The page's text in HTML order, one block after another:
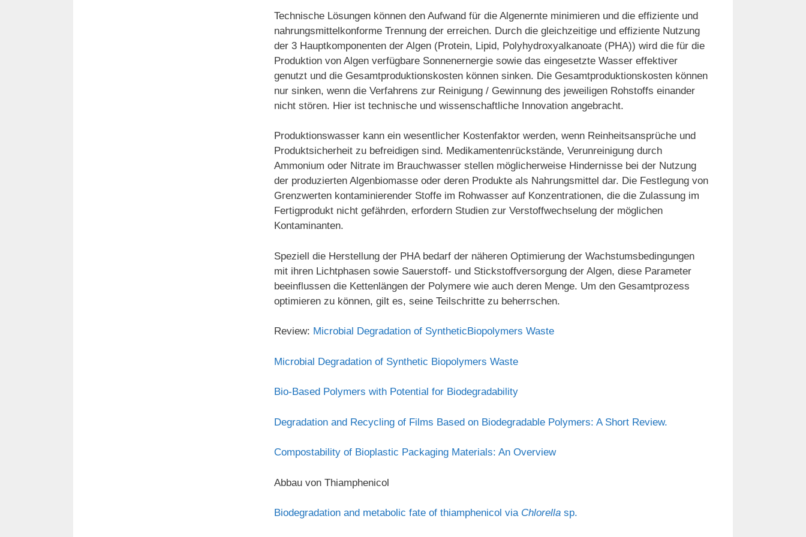
Technische Lösungen können den Aufwand für die Algenernte minimieren und die effiziente und
nahrungsmittelkonforme Trennung der erreichen. Durch die gleichzeitige und effiziente Nutzung
der 3 Hauptkomponenten der Algen (Protein, Lipid, Polyhydroxyalkanoate (PHA)) wird die für die
Produktion von Algen verfügbare Sonnenernergie sowie das eingesetzte Wasser effektiver
genutzt und die Gesamtproduktionskosten können sinken. Die Gesamtproduktionskosten können
nur sinken, wenn die Verfahrens zur Reinigung / Gewinnung des jeweiligen Rohstoffs einander
nicht stören. Hier ist technische und wissenschaftliche Innovation angebracht.
Produktionswasser kann ein wesentlicher Kostenfaktor werden, wenn Reinheitsansprüche und
Produktsicherheit zu befreidigen sind. Medikamentenrückstände, Verunreinigung durch
Ammonium oder Nitrate im Brauchwasser stellen möglicherweise Hindernisse bei der Nutzung
der produzierten Algenbiomasse oder deren Produkte als Nahrungsmittel dar. Die Festlegung von
Grenzwerten kontaminierender Stoffe im Rohwasser auf Konzentrationen, die die Zulassung im
Fertigprodukt nicht gefährden, erfordern Studien zur Verstoffwechselung der möglichen
Kontaminanten.
Speziell die Herstellung der PHA bedarf der näheren Optimierung der Wachstumsbedingungen
mit ihren Lichtphasen sowie Sauerstoff- und Stickstoffversorgung der Algen, diese Parameter
beeinflussen die Kettenlängen der Polymere wie auch deren Menge. Um den Gesamtprozess
optimieren zu können, gilt es, seine Teilschritte zu beherrschen.
Review: Microbial Degradation of SyntheticBiopolymers Waste
Microbial Degradation of Synthetic Biopolymers Waste
Bio-Based Polymers with Potential for Biodegradability
Degradation and Recycling of Films Based on Biodegradable Polymers: A Short Review.
Compostability of Bioplastic Packaging Materials: An Overview
Abbau von Thiamphenicol
Biodegradation and metabolic fate of thiamphenicol via Chlorella sp.